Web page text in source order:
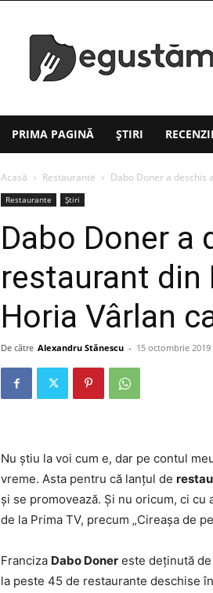
Degustăm(.ro)
PRIMA PAGINĂ ȘTIRI RECENZII
Acasă Restaurante Dabo Doner a deschis
Restaurante Știri
Dabo Doner a
restaurant din
Horia Vârlan
De către Alexandru Stănescu - 15 octombrie 2019
Nu ştiu la voi cum e, dar pe contul
vreme. Asta pentru că lanţul de
şi se promovează. Şi nu oricum, ci
de la Prima TV, precum „Cireaşa de
Franciza Dabo Doner este deţinută
la peste 45 de restaurante deschise